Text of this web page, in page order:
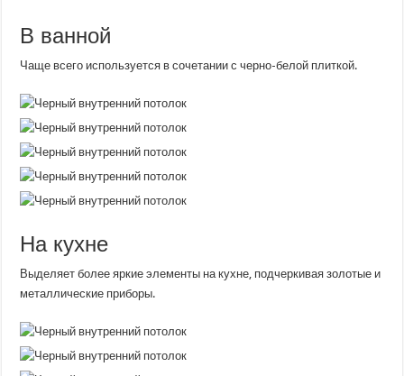
В ванной
Чаще всего используется в сочетании с черно-белой плиткой.
На кухне
Выделяет более яркие элементы на кухне, подчеркивая золотые и
металлические приборы.